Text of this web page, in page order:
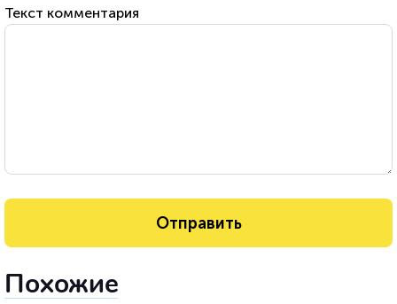
Текст комментария
Похожие